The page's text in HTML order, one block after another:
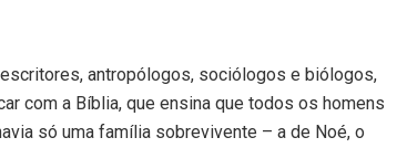
antropólogos, sociólogos e biólogos,
com a Bíblia, que ensina que todos os homens
só uma família sobrevivente – a de Noé, o